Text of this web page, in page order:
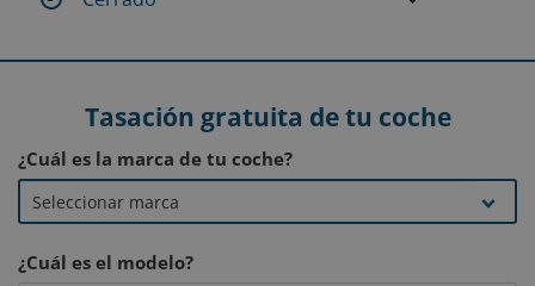
Tasación gratuita de tu coche
¿Cuál es la marca de tu coche?
¿Cuál es el modelo?